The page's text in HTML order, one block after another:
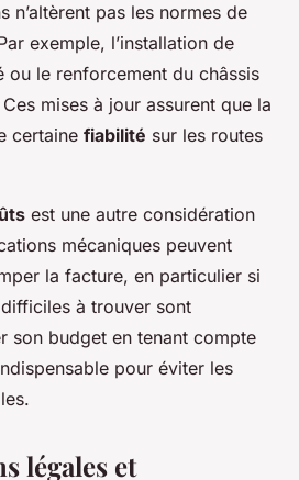
n’altèrent pas les normes de
exemple, l’installation de
ou le renforcement du châssis
mises à jour assurent que la
certaine fiabilité sur les routes
est une autre considération
mécaniques peuvent
la facture, en particulier si
à trouver sont
son budget en tenant compte
pour éviter les
légales et